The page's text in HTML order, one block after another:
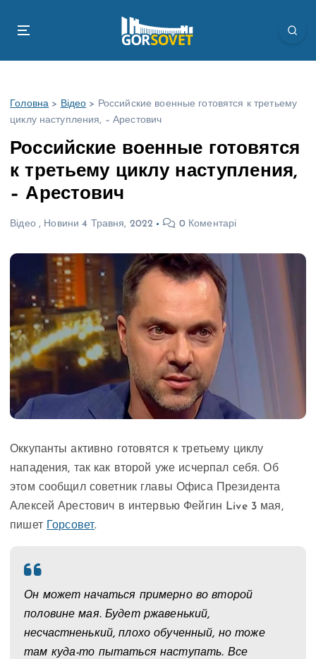
Головна > Відео > Российские военные готовятся к третьему
циклу наступления, – Арестович
Российские военные готовятся
к третьему циклу наступления,
– Арестович
Відео, Новини 4 Травня, 2022 0 Коментарі
Оккупанты активно готовятся к третьему циклу
нападения, так как второй уже исчерпал себя. Об
этом сообщил советник главы Офиса Президента
Алексей Арестович в интервью Фейгин Live 3 мая,
пишет Горсовет.
Он может начаться примерно во второй
половине мая. Будет ржавенький,
несчастненький, плохо обученный, но тоже
там куда-то пытаться наступать. Все